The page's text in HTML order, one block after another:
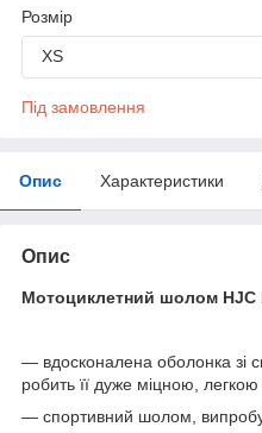
Розмір
XS
Під замовлення
Опис Характеристики
Опис
Мотоциклетний шолом HJC
— вдосконалена оболонка зі
робить її дуже міцною,
— спортивний шолом,